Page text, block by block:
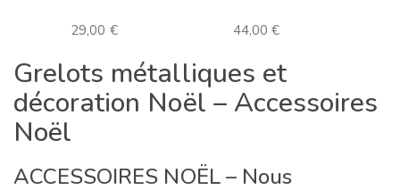
29,00 € 44,00 €
Grelots métalliques et
décoration Noël – Accessoires
Noël
ACCESSOIRES NOËL – Nous